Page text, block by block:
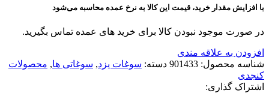
با افزایش مقدار خرید، قیمت این کالا به نرخ عمده محاسبه می‌شود
در صورت موجود نبودن کالا برای خرید های عمده تماس بگیرید.
افزودن به علاقه مندی
شناسه محصول: 901433 دسته: سوغات یزد, سوغاتی ها, محصولات
کنجدی
اشتراک گذاری: